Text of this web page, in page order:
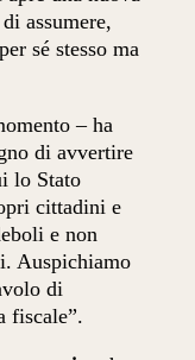
assumere,
sé stesso ma
– ha
di avvertire
lo Stato
cittadini e
e non
Auspichiamo
di
fiscale”.